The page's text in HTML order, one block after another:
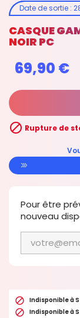
Date de sortie:
CASQUE
NOIR PC
69,90 €
 Rupture de
Pour être
nouveau
 Indisponible à
 Indisponible à